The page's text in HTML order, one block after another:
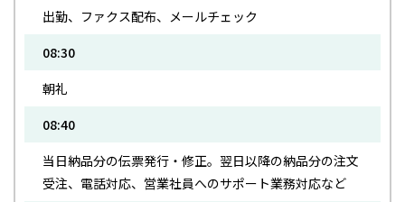
出勤、ファクス配布、メールチェック
08:30
朝礼
08:40
当日納品分の伝票発行・修正。翌日以降の納品分の注文
受注、電話対応、営業社員へのサポート業務対応など